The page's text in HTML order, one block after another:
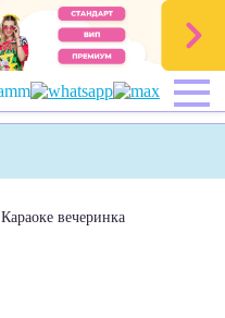
Караоке вечеринка